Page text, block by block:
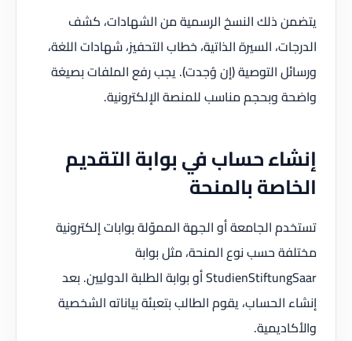
يتضمن ذلك النسخ الرسمية من الشهادات، كشف
الدرجات، السيرة الذاتية، خطاب التحفيز، شهادات اللغة،
ورسائل التوصية (إن وُجدت). يجب رفع الملفات بصيغة
واضحة وبحجم مناسب للمنصة الإلكترونية.
إنشاء حساب في بوابة التقديم
الخاصة بالمنحة
تستخدم الجامعة أو الجهة المموّلة بوابات إلكترونية
مختلفة حسب نوع المنحة، مثل بوابة
StudienStiftungSaar أو بوابة الطلبة الدوليين. بعد
إنشاء الحساب، يقوم الطالب بتعبئة بياناته الشخصية
والأكاديمية.